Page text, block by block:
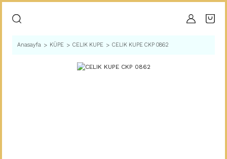
Anasayfa KÜPE CELIK KUPE CELIK KUPE CKP 0862